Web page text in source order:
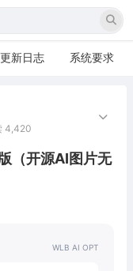
更新日志 系统要求
4,420
（开源AI图片无